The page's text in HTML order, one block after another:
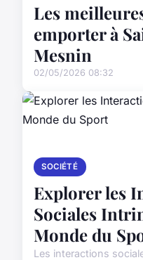
Les
emporter à
Mesnin
02/05/2026 08:32
SOCIÉTÉ
Explorer les
Sociales
Monde du
Les interactions